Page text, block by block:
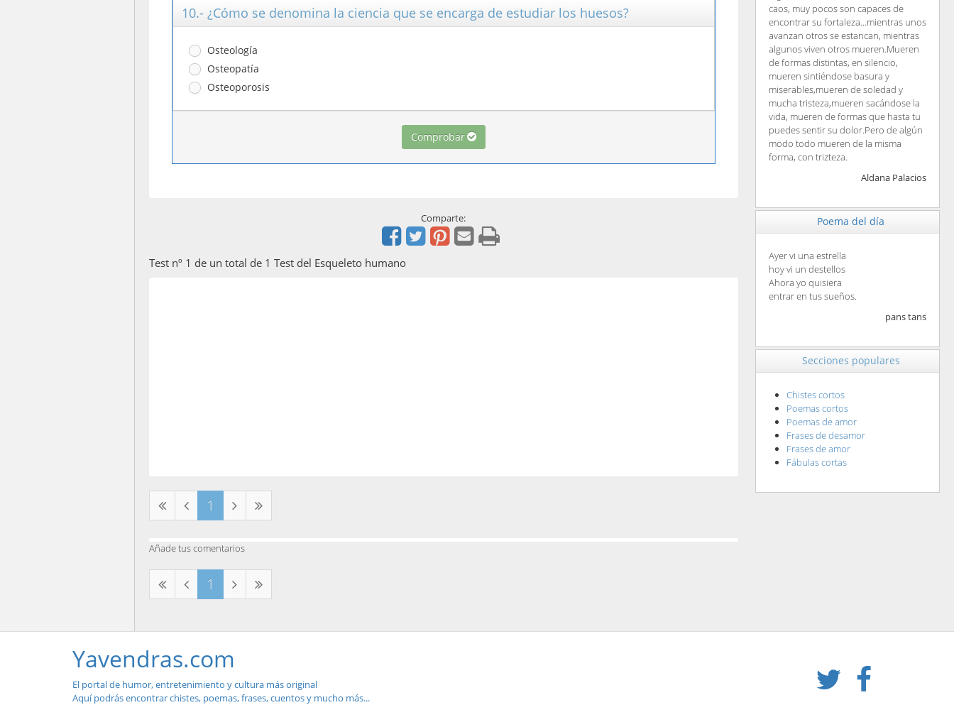
10.- ¿Cómo se denomina la ciencia que se encarga de estudiar los huesos?
Osteología
Osteopatía
Osteoporosis
Comprobar
Comparte:
Test nº 1 de un total de 1 Test del Esqueleto humano
1
Añade tus comentarios
1
caos, muy pocos son capaces de
encontrar su fortaleza...mientras unos
avanzan otros se estancan, mientras
algunos viven otros mueren.Mueren
de formas distintas, en silencio,
mueren sintiéndose basura y
miserables,mueren de soledad y
mucha tristeza,mueren sacándose la
vida, mueren de formas que hasta tu
puedes sentir su dolor.Pero de algún
modo todo mueren de la misma
forma, con trizteza.
Aldana Palacios
Poema del día
Ayer vi una estrella
hoy vi un destellos
Ahora yo quisiera
entrar en tus sueños.
pans tans
Secciones populares
Chistes cortos
Poemas cortos
Poemas de amor
Frases de desamor
Frases de amor
Fábulas cortas
Yavendras.com
El portal de humor, entretenimiento y cultura más original
Aquí podrás encontrar chistes, poemas, frases, cuentos y mucho más...